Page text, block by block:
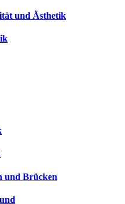
und Ästhetik
und Brücken